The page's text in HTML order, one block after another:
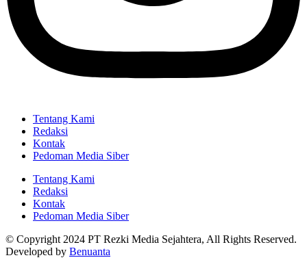
Tentang Kami
Redaksi
Kontak
Pedoman Media Siber
Tentang Kami
Redaksi
Kontak
Pedoman Media Siber
© Copyright 2024 PT Rezki Media Sejahtera, All Rights Reserved.
Developed by Benuanta